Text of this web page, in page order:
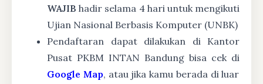
WAJIB hadir selama 4 hari untuk mengikuti
Ujian Nasional Berbasis Komputer (UNBK)
Pendaftaran dapat dilakukan di Kantor
Pusat PKBM INTAN Bandung bisa cek di
Google Map, atau jika kamu berada di luar